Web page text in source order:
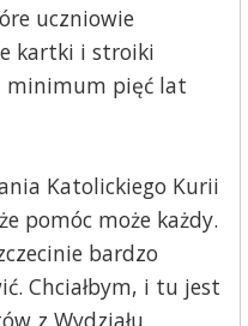
uczniowie
kartki i stroiki
minimum pięć lat
Katolickiego Kurii
pomóc może każdy.
bardzo
Chciałbym, i tu jest
z Wydziału